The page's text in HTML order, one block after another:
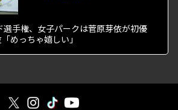
選手権、女子パークは菅原芽依が初優
めっちゃ嬉しい」